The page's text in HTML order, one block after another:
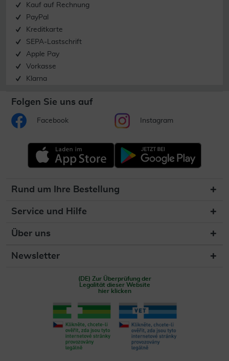
Kauf auf Rechnung
PayPal
Kreditkarte
SEPA-Lastschrift
Apple Pay
Vorkasse
Klarna
Folgen Sie uns auf
Facebook Instagram
Rund um Ihre Bestellung
Service und Hilfe
Über uns
Newsletter
(DE) Zur Überprüfung der
Legalität dieser Website
hier klicken